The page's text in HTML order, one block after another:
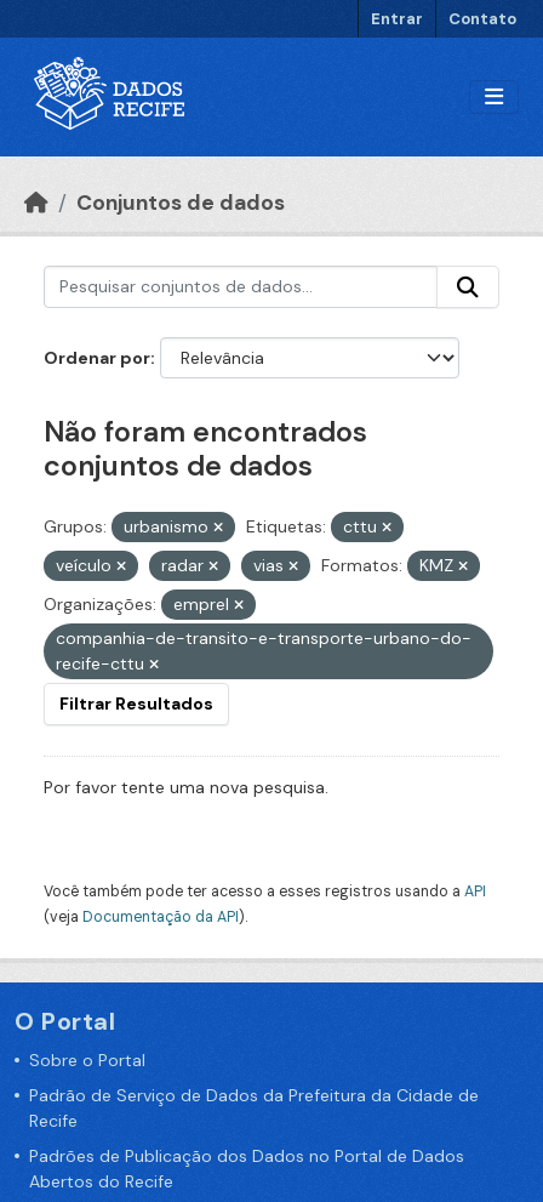
Entrar Contato
Conjuntos de dados
Ordenar por
Não foram encontrados
conjuntos de dados
Grupos: urbanismo Etiquetas:
cttu
veículo
radar vias Formatos:
KMZ
Organizações:
emprel
companhia-de-transito-e-transporte-urbano-do-
recife-cttu
Filtrar Resultados
Por favor tente uma nova pesquisa.
Você também pode ter acesso a esses registros usando a API
(veja Documentação da API).
O Portal
Sobre o Portal
Padrão de Serviço de Dados da Prefeitura da Cidade de
Recife
Padrões de Publicação dos Dados no Portal de Dados
Abertos do Recife